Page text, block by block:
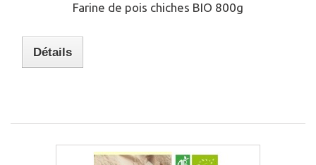
Farine de pois chiches BIO 800g
Détails